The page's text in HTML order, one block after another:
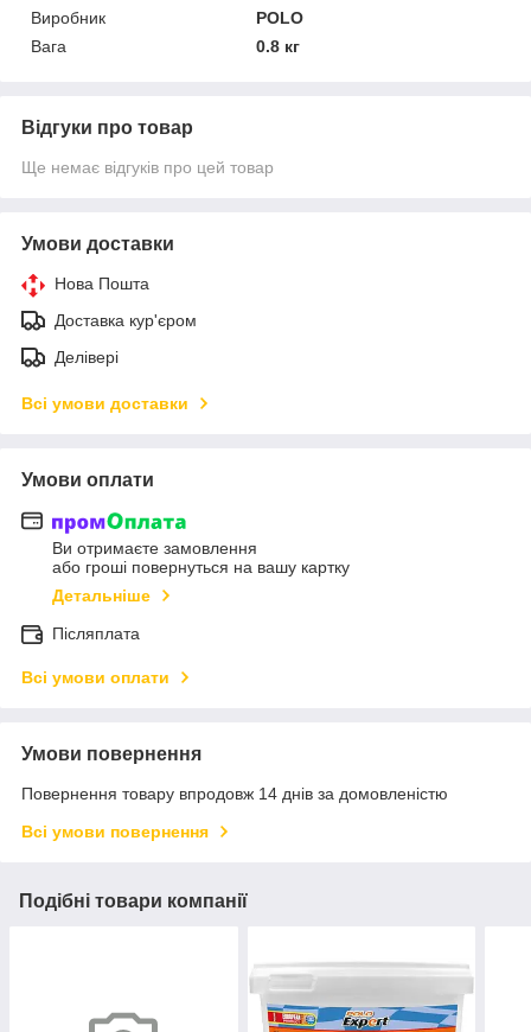
Виробник
POLO
Вага
0.8 кг
Відгуки про товар
Ще немає відгуків про цей товар
Умови доставки
Нова Пошта
Доставка кур'єром
Делівері
Всі умови доставки
Умови оплати
Ви отримаєте замовлення
або гроші повернуться на вашу картку
Детальніше
Післяплата
Всі умови оплати
Умови повернення
Повернення товару впродовж 14 днів за домовленістю
Всі умови повернення
Подібні товари компанії